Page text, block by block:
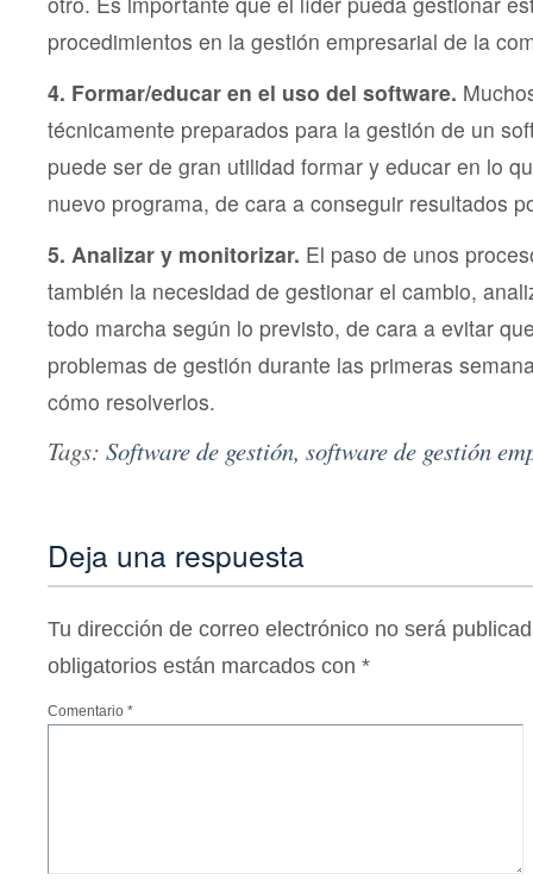
procedimientos en la gestión empresarial de la
4. Formar/educar en el uso del software.
técnicamente preparados para la gestión de un
puede ser de gran utilidad formar y educar en lo
nuevo programa, de cara a conseguir resultados
5. Analizar y monitorizar. El paso de unos
también la necesidad de gestionar el cambio,
todo marcha según lo previsto, de cara a evitar
problemas de gestión durante las primeras
cómo resolverlos.
Tags: Software de gestión, software de gestión
Deja una respuesta
Tu dirección de correo electrónico no será
obligatorios están marcados con *
Comentario *